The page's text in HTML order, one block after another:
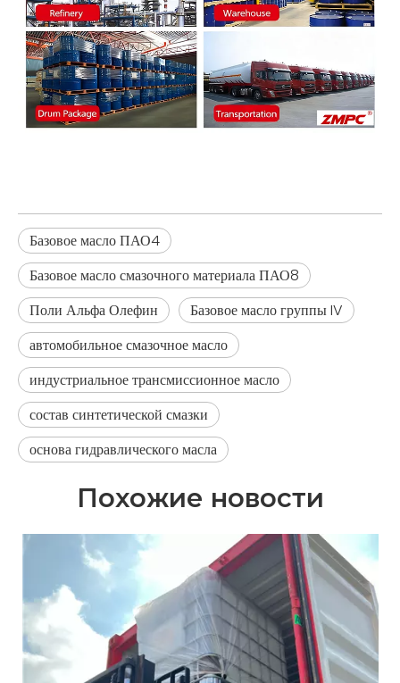
Базовое масло ПАО4
Базовое масло смазочного материала ПАО8
Поли Альфа Олефин
Базовое масло группы IV
автомобильное смазочное масло
индустриальное трансмиссионное масло
состав синтетической смазки
основа гидравлического масла
Похожие новости